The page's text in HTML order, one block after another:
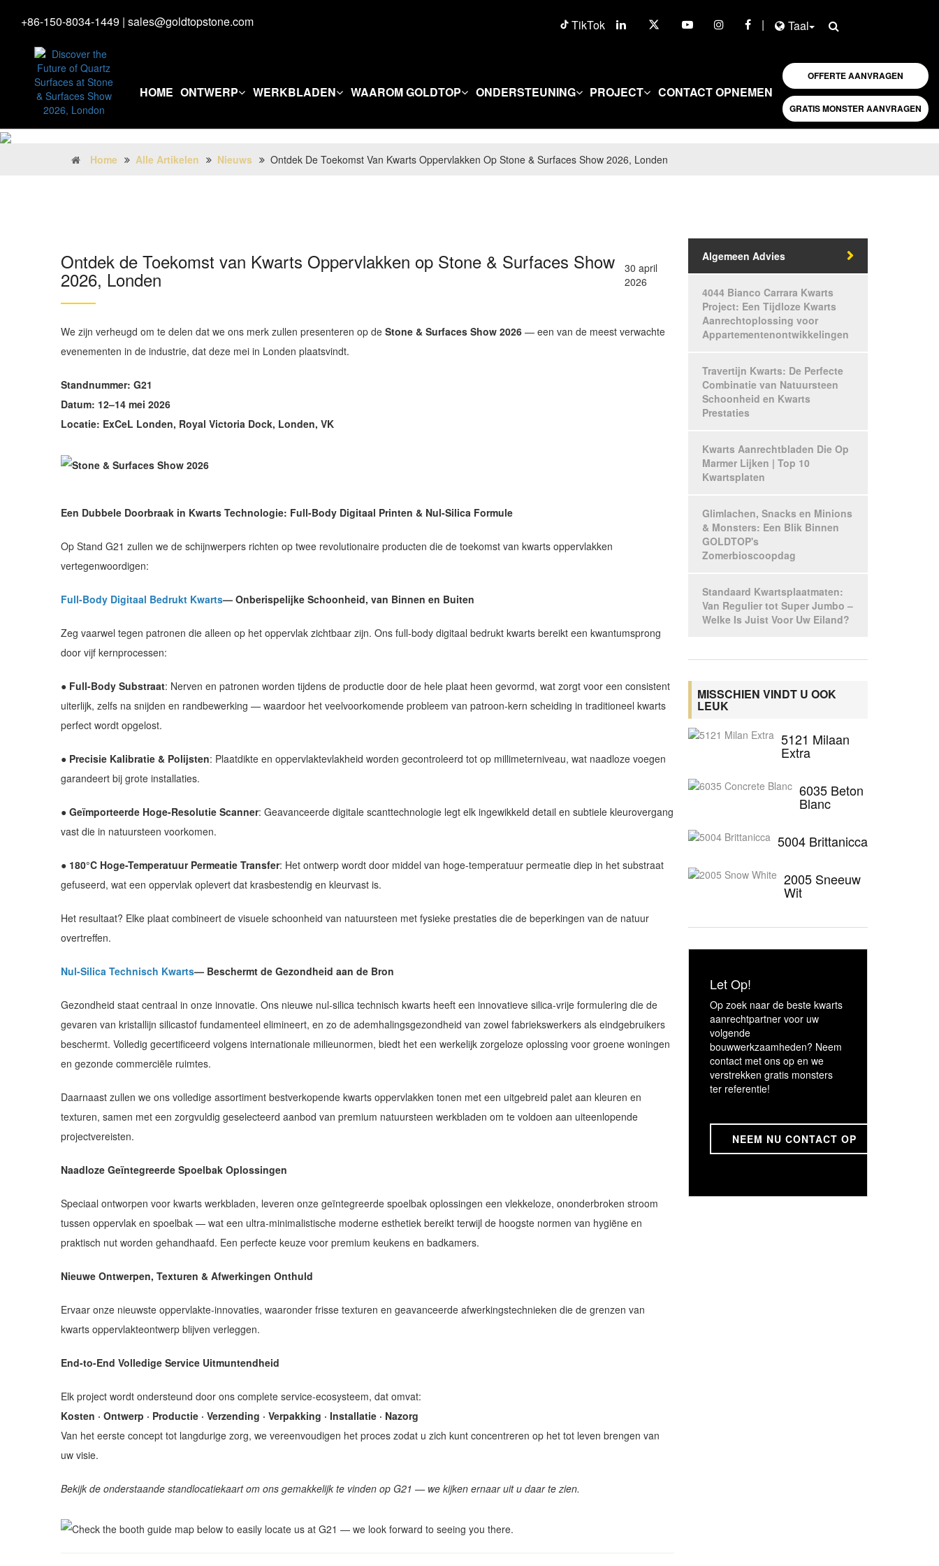
+86-150-8034-1449 | sales@goldtopstone.com TikTok | Taal
HOME ONTWERP WERKBLADEN WAAROM GOLDTOP ONDERSTEUNING PROJECT CONTACT OPNEMEN
OFFERTE AANVRAGEN
GRATIS MONSTER AANVRAGEN
Home Alle Artikelen Nieuws Ontdek De Toekomst Van Kwarts Oppervlakken Op Stone & Surfaces Show 2026, Londen
Ontdek de Toekomst van Kwarts Oppervlakken op Stone & Surfaces Show
2026, Londen
30 april
2026
We zijn verheugd om te delen dat we ons merk zullen presenteren op de Stone & Surfaces Show 2026 — een van de meest verwachte
evenementen in de industrie, dat deze mei in Londen plaatsvindt.
Standnummer: G21
Datum: 12–14 mei 2026
Locatie: ExCeL Londen, Royal Victoria Dock, Londen, VK
Een Dubbele Doorbraak in Kwarts Technologie: Full-Body Digitaal Printen & Nul-Silica Formule
Op Stand G21 zullen we de schijnwerpers richten op twee revolutionaire producten die de toekomst van kwarts oppervlakken
vertegenwoordigen:
Full-Body Digitaal Bedrukt Kwarts— Onberispelijke Schoonheid, van Binnen en Buiten
Zeg vaarwel tegen patronen die alleen op het oppervlak zichtbaar zijn. Ons full-body digitaal bedrukt kwarts bereikt een kwantumsprong
door vijf kernprocessen:
● Full-Body Substraat: Nerven en patronen worden tijdens de productie door de hele plaat heen gevormd, wat zorgt voor een consistent
uiterlijk, zelfs na snijden en randbewerking — waardoor het veelvoorkomende probleem van patroon-kern scheiding in traditioneel kwarts
perfect wordt opgelost.
● Precisie Kalibratie & Polijsten: Plaatdikte en oppervlaktevlakheid worden gecontroleerd tot op millimeterniveau, wat naadloze voegen
garandeert bij grote installaties.
● Geïmporteerde Hoge-Resolutie Scanner: Geavanceerde digitale scanttechnologie legt elk ingewikkeld detail en subtiele kleurovergang
vast die in natuursteen voorkomen.
● 180°C Hoge-Temperatuur Permeatie Transfer: Het ontwerp wordt door middel van hoge-temperatuur permeatie diep in het substraat
gefuseerd, wat een oppervlak oplevert dat krasbestendig en kleurvast is.
Het resultaat? Elke plaat combineert de visuele schoonheid van natuursteen met fysieke prestaties die de beperkingen van de natuur
overtreffen.
Nul-Silica Technisch Kwarts— Beschermt de Gezondheid aan de Bron
Gezondheid staat centraal in onze innovatie. Ons nieuwe nul-silica technisch kwarts heeft een innovatieve silica-vrije formulering die de
gevaren van kristallijn silicastof fundamenteel elimineert, en zo de ademhalingsgezondheid van zowel fabriekswerkers als eindgebruikers
beschermt. Volledig gecertificeerd volgens internationale milieunormen, biedt het een werkelijk zorgeloze oplossing voor groene woningen
en gezonde commerciële ruimtes.
Daarnaast zullen we ons volledige assortiment bestverkopende kwarts oppervlakken tonen met een uitgebreid palet aan kleuren en
texturen, samen met een zorgvuldig geselecteerd aanbod van premium natuursteen werkbladen om te voldoen aan uiteenlopende
projectvereisten.
Naadloze Geïntegreerde Spoelbak Oplossingen
Speciaal ontworpen voor kwarts werkbladen, leveren onze geïntegreerde spoelbak oplossingen een vlekkeloze, ononderbroken stroom
tussen oppervlak en spoelbak — wat een ultra-minimalistische moderne esthetiek bereikt terwijl de hoogste normen van hygiëne en
praktisch nut worden gehandhaafd. Een perfecte keuze voor premium keukens en badkamers.
Nieuwe Ontwerpen, Texturen & Afwerkingen Onthuld
Ervaar onze nieuwste oppervlakte-innovaties, waaronder frisse texturen en geavanceerde afwerkingstechnieken die de grenzen van
kwarts oppervlakteontwerp blijven verleggen.
End-to-End Volledige Service Uitmuntendheid
Elk project wordt ondersteund door ons complete service-ecosysteem, dat omvat:
Kosten · Ontwerp · Productie · Verzending · Verpakking · Installatie · Nazorg
Van het eerste concept tot langdurige zorg, we vereenvoudigen het proces zodat u zich kunt concentreren op het tot leven brengen van
uw visie.
Bekijk de onderstaande standlocatiekaart om ons gemakkelijk te vinden op G21 — we kijken ernaar uit u daar te zien.
Algemeen Advies
4044 Bianco Carrara Kwarts
Project: Een Tijdloze Kwarts
Aanrechtoplossing voor
Appartementenontwikkelingen
Travertijn Kwarts: De Perfecte
Combinatie van Natuursteen
Schoonheid en Kwarts
Prestaties
Kwarts Aanrechtbladen Die Op
Marmer Lijken | Top 10
Kwartsplaten
Glimlachen, Snacks en Minions
& Monsters: Een Blik Binnen
GOLDTOP's
Zomerbioscoopdag
Standaard Kwartsplaatmaten:
Van Regulier tot Super Jumbo –
Welke Is Juist Voor Uw Eiland?
MISSCHIEN VINDT U OOK
LEUK
5121 Milaan
Extra
6035 Beton
Blanc
5004 Brittanicca
2005 Sneeuw
Wit
Let Op!
Op zoek naar de beste kwarts
aanrechtpartner voor uw
volgende
bouwwerkzaamheden? Neem
contact met ons op en we
verstrekken gratis monsters
ter referentie!
NEEM NU CONTACT OP